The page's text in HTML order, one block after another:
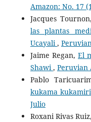
Amazon: No. 17
Jacques
las plantas
Ucayali,
Jaime Regan,El
Shawi, Peruvian
Pablo
kukama
Julio
Roxani Rivas